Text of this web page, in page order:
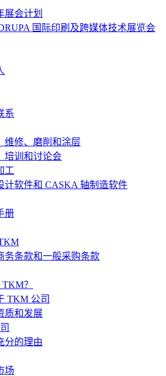
展会计划
国际印刷及跨媒体技术展览会
系
维修、磨削和涂层
培训和讨论会
工
计软件和 CASKA 轴制造软件
册
务条款和一般采购条款
？
TKM 公司
质和发展
分的理由
场